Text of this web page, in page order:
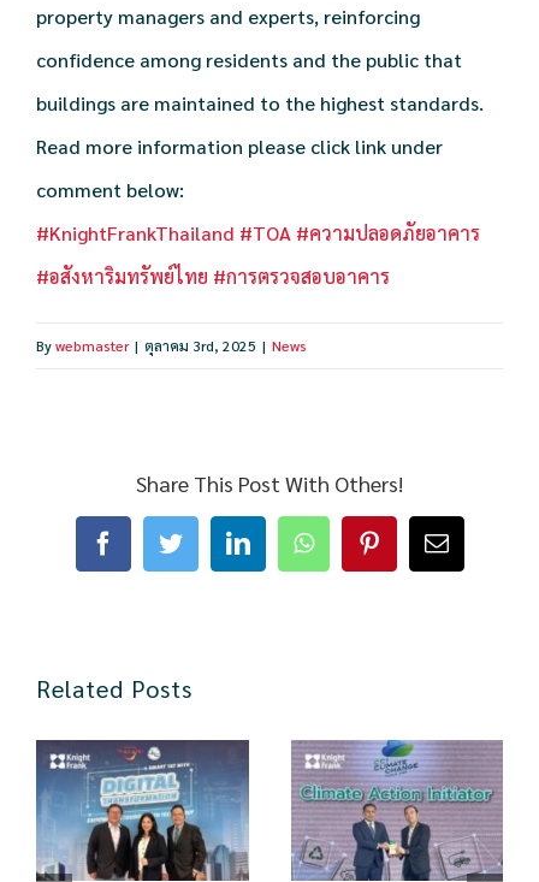
property managers and experts, reinforcing
confidence among residents and the public that
buildings are maintained to the highest standards.
Read more information please click link under
comment below:
#KnightFrankThailand #TOA #ความปลอดภัยอาคาร
#อสังหาริมทรัพย์ไทย #การตรวจสอบอาคาร
Bywebmaster | ตุลาคม 3rd, 2025 | News
Share This Post With Others!
FacebookTwitterLinkedInWhatsAppPinterestEmail
Related Posts